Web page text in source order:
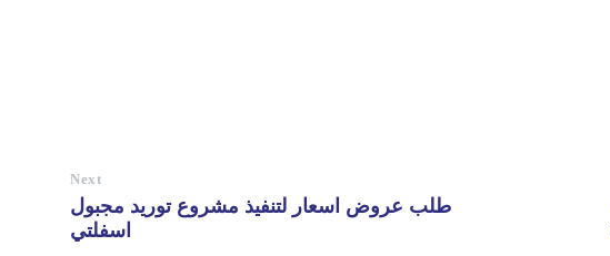
Next
طلب عروض اسعار لتنفيذ مشروع توريد مجبول
اسفلتي